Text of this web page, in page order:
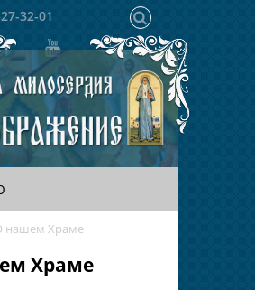
32-01
нашем Храме
Храме